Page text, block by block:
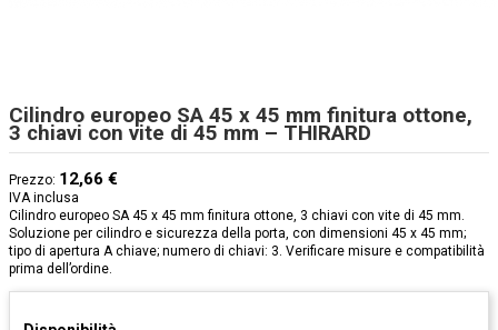
Cilindro europeo SA 45 x 45 mm finitura ottone,
3 chiavi con vite di 45 mm – THIRARD
Prezzo: 12,66 €
IVA inclusa
Cilindro europeo SA 45 x 45 mm finitura ottone, 3 chiavi con vite di 45 mm.
Soluzione per cilindro e sicurezza della porta, con dimensioni 45 x 45 mm;
tipo di apertura A chiave; numero di chiavi: 3. Verificare misure e compatibilità
prima dell’ordine.